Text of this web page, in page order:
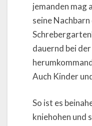
jemanden mag
seine Nachbarn
dauernd bei
Auch Kinder
So ist es
kniehohen und